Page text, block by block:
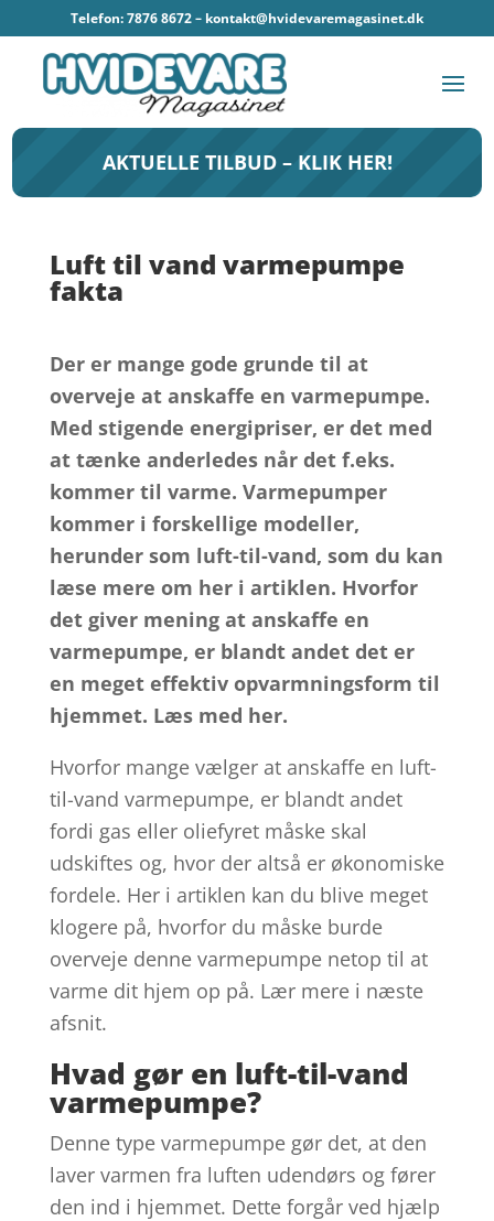
Telefon: 7876 8672 – kontakt@hvidevaremagasinet.dk
AKTUELLE TILBUD – KLIK HER!
Luft til vand varmepumpe
fakta
Der er mange gode grunde til at
overveje at anskaffe en varmepumpe.
Med stigende energipriser, er det med
at tænke anderledes når det f.eks.
kommer til varme. Varmepumper
kommer i forskellige modeller,
herunder som luft-til-vand, som du kan
læse mere om her i artiklen. Hvorfor
det giver mening at anskaffe en
varmepumpe, er blandt andet det er
en meget effektiv opvarmningsform til
hjemmet. Læs med her.
Hvorfor mange vælger at anskaffe en luft-
til-vand varmepumpe, er blandt andet
fordi gas eller oliefyret måske skal
udskiftes og, hvor der altså er økonomiske
fordele. Her i artiklen kan du blive meget
klogere på, hvorfor du måske burde
overveje denne varmepumpe netop til at
varme dit hjem op på. Lær mere i næste
afsnit.
Hvad gør en luft-til-vand
varmepumpe?
Denne type varmepumpe gør det, at den
laver varmen fra luften udendørs og fører
den ind i hjemmet. Dette forgår ved hjælp